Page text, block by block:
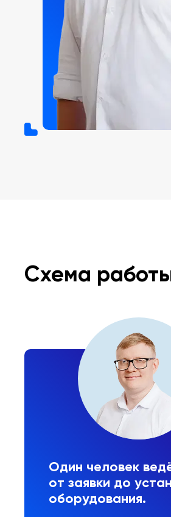
Схема
Один человек
от заявки до
оборудования.